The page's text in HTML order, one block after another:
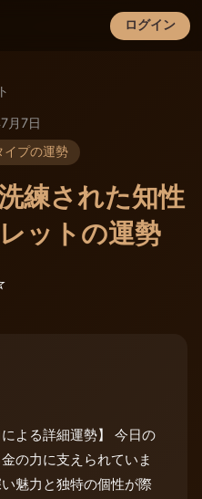
ログイン
×
月7日
イプの運勢
練された知性
ットの運勢
よる詳細運勢】 今日の
の力に支えられていま
魅力と独特の個性が際